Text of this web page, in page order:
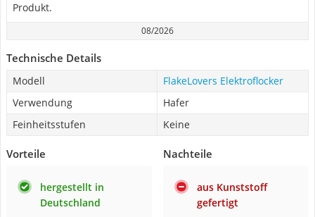
Produkt.
08/2026
Technische Details
Modell
FlakeLovers Elektroflocker
Verwendung
Hafer
Feinheitsstufen
Keine
Vorteile
hergestellt in
Deutschland
Nachteile
aus Kunststoff
gefertigt